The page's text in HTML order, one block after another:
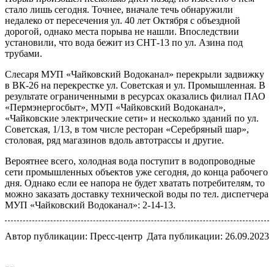
стало лишь сегодня. Точнее, вначале течь обнаружили
недалеко от пересечения ул. 40 лет Октября с объездной
дорогой, однако места порыва не нашли. Впоследствии
установили, что вода бежит из СНТ-13 по ул. Азина под
трубами.
Слесаря МУП «Чайковский Водоканал» перекрыли задвижку
в ВК-26 на перекрестке ул. Советская и ул. Промышленная. В
результате ограниченными в ресурсах оказались филиал ПАО
«Пермэнергосбыт», МУП «Чайковский Водоканал»,
«Чайковские электрические сети» и несколько зданий по ул.
Советская, 1/13, в том числе ресторан «Серебряный шар»,
столовая, ряд магазинов вдоль автотрассы и другие.
Вероятнее всего, холодная вода поступит в водопроводные
сети промышленных объектов уже сегодня, до конца рабочего
дня. Однако если ее напора не будет хватать потребителям, то
можно заказать доставку технической воды по тел. диспетчера
МУП «Чайковский Водоканал»: 2-14-13.
Автор публикации: Пресс-центр Дата публикации: 26.09.2023